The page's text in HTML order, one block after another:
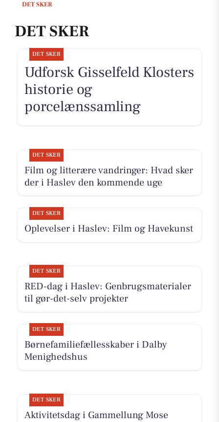
DET SKER
DET SKER
DET SKER
Udforsk Gisselfeld Klosters
historie og
porcelænssamling
DET SKER
Film og litterære vandringer: Hvad sker
der i Haslev den kommende uge
DET SKER
Oplevelser i Haslev: Film og Havekunst
DET SKER
RED-dag i Haslev: Genbrugsmaterialer
til gør-det-selv projekter
DET SKER
Børnefamiliefællesskaber i Dalby
Menighedshus
DET SKER
Aktivitetsdag i Gammellung Mose